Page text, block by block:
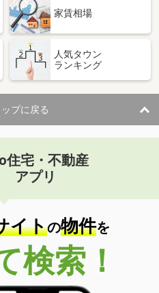
家賃相場
人気タウン
ランキング
プに戻る
住宅・不動産
アプリ
イトの物件を
検索！